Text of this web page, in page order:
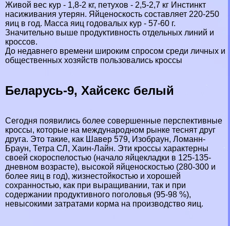
Живой вес кур - 1,8-2 кг, пeтyxов - 2,5-2,7 кг Инстинкт
насиживания утерян. Яйценоскость составляет 220-250
яиц в год. Масса яиц годовалых кур - 57-60 г.
Значительно выше продуктивность отдельных линий и
кроссов.
До недавнего времени широким спросом среди личных и
общественных хозяйств пользовались кроссы
Беларусь-9, Хайceкc белый
Сегодня появились более совершенные перспективные
кроссы, которые на международном рынке теснят друг
друга. Это такие, как Шавер 579, Изобраун, Ломанн-
Браун, Тетра СЛ, Хаин-Лайн. Эти кроссы хаpaктерны
своей скороспелостью (начало яйцекладки в 125-135-
дневном возрасте), высокой яйценоскостью (280-300 и
более яиц в год), жизнестойкостью и хорошей
сохранностью, как при выращивании, так и при
содержании продуктивного поголовья (95-98 %),
невысокими затратами корма на производство яиц.